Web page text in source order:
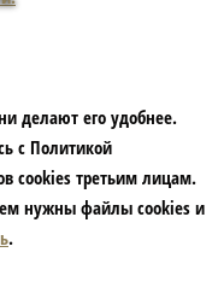
делают его удобнее.
с Политикой
cookies третьим лицам.
нужны файлы сookies и
.